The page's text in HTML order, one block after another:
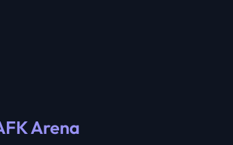
Arena